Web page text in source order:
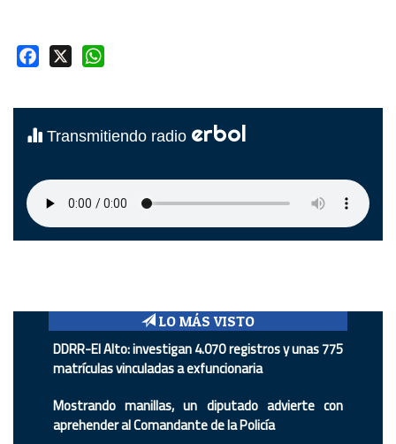
Facebook
Transmitiendo radio erbol
LO MÁS VISTO
DDRR-El Alto: investigan 4.070 registros y unas 775
matrículas vinculadas a exfuncionaria
Mostrando manillas, un diputado advierte con
aprehender al Comandante de la Policía